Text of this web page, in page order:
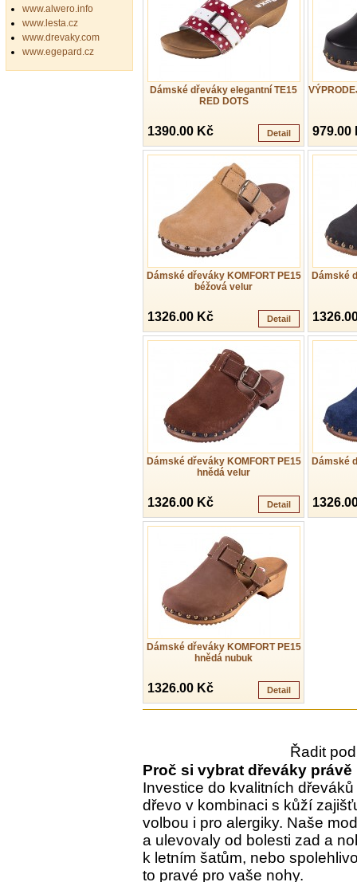
Dámské dřeváky elegantní TE15
RED DOTS
1390.00 Kč Detail 979.00
Dámské dřeváky KOMFORT PE15
béžová velur
1326.00 Kč Detail
Dámské
Dámské dřeváky KOMFORT PE15
hnědá velur
1326.00 Kč Detail
Dámské
Dámské dřeváky KOMFORT PE15
hnědá nubuk
1326.00 Kč Detail
Řadit
Proč si vybrat dřeváky právě
Investice do kvalitních
dřevo v kombinaci s kůží
volbou i pro alergiky. Naše
a ulevovaly od bolesti zad a
k letním šatům, nebo
to pravé pro vaše nohy.
www.alwero.info
www.lesta.cz
www.drevaky.com
www.egepard.cz